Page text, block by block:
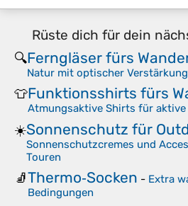
Rüste dich für dein
🔍Ferngläser fürs
Natur mit optischer Verstärkung
👕Funktionsshirts fürs
Atmungsaktive Shirts für aktive
☀️Sonnenschutz für
Sonnenschutzcremes und
Touren
🧦Thermo‑Socken - Extra
Bedingungen